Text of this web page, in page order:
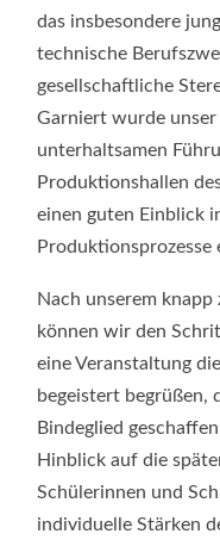
das insbesondere
technische
gesellschaftliche
Garniert wurde
unterhaltsamen
Produktionshallen
einen guten Einblick
Produktionsprozesse
Nach unserem
können wir den
eine Veranstaltung
begeistert begrüßen,
Bindeglied
Hinblick auf die
Schülerinnen und
individuelle Stärken